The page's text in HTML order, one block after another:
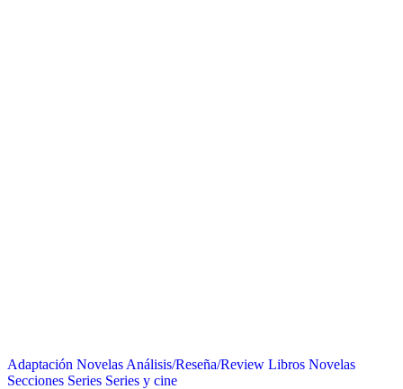
Adaptación Novelas Análisis/Reseña/Review Libros Novelas
Secciones Series Series y cine